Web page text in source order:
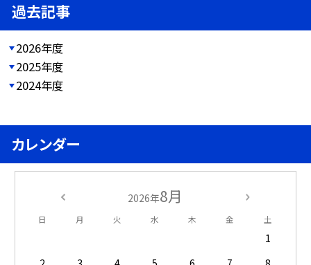
過去記事
2026年度
2025年度
2024年度
カレンダー
2026年8月
日 月 火 水 木 金 土
1